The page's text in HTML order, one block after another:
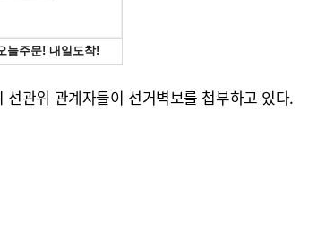
관위 관계자들이 선거벽보를 첩부하고 있다.